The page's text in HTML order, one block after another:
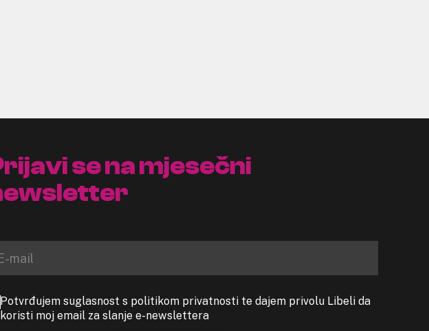
se na mjesečni
Potvrđujem suglasnost s politikom privatnosti te dajem privolu Libeli da
koristi moj email za slanje e-newslettera